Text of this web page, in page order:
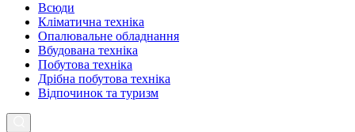
Всюди
Кліматична техніка
Опалювальне обладнання
Вбудована техніка
Побутова техніка
Дрібна побутова техніка
Відпочинок та туризм